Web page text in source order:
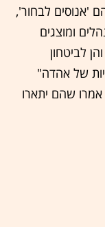
'אנוסים לבחור',
ומוצגים
לביטחון
של אהדה"
לחמאס, וכי בקרב הדור הצעיר, כש-24% אמרו שהם יתארו